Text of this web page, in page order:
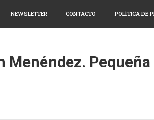
NEWSLETTER CONTACTO POLÍTICA DE
Menéndez.